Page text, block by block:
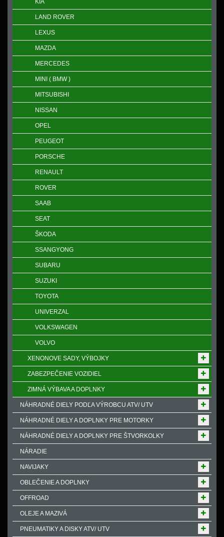
KIA
LAND ROVER
LEXUS
MAZDA
MERCEDES
MINI ( BMW )
MITSUBISHI
NISSAN
OPEL
PEUGEOT
PORSCHE
RENAULT
ROVER
SAAB
SEAT
ŠKODA
SSANGYONG
SUBARU
SUZUKI
TOYOTA
UNIVERZAL
VOLKSWAGEN
VOLVO
XENONOVE SADY, VÝBOJKY
ZABEZPEČENIE VOZIDIEL
ZIMNÁ VÝBAVA A DOPLNKY
NÁHRADNÉ DIELY PODĽA VÝROBCU ATV/ UTV
NÁHRADNÉ DIELY A DOPLNKY PRE MOTORKY
NÁHRADNÉ DIELY A DOPLNKY PRE ŠTVORKOLKY
NÁRADIE
NAVIJAKY
OBLEČENIE A DOPLNKY
OFFROAD
OLEJE A MAZIVÁ
PNEUMATIKY A DISKY ATV/ UTV